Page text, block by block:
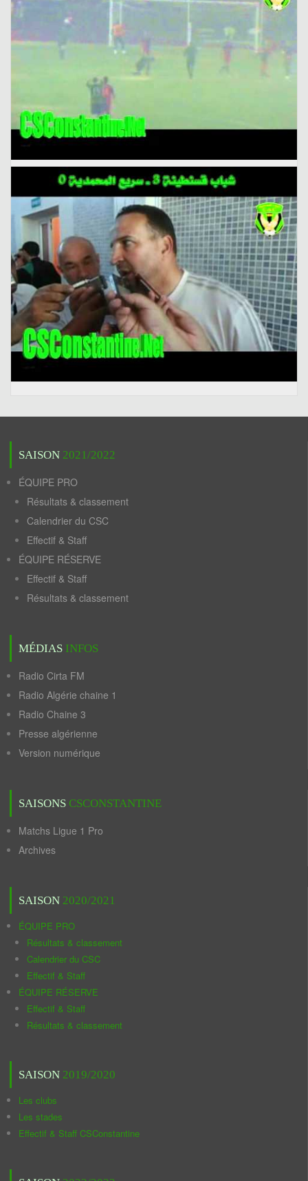
SAISON 2021/2022
ÉQUIPE PRO
Résultats & classement
Calendrier du CSC
Effectif & Staff
ÉQUIPE RÉSERVE
Effectif & Staff
Résultats & classement
MÉDIAS INFOS
Radio Cirta FM
Radio Algérie chaine 1
Radio Chaine 3
Presse algérienne
Version numérique
SAISONS CSCONSTANTINE
Matchs Ligue 1 Pro
Archives
SAISON 2020/2021
ÉQUIPE PRO
Résultats & classement
Calendrier du CSC
Effectif & Staff
ÉQUIPE RÉSERVE
Effectif & Staff
Résultats & classement
SAISON 2019/2020
Les clubs
Les stades
Effectif & Staff CSConstantine